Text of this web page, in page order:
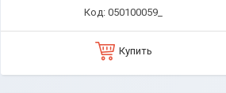
050100059_
Купить